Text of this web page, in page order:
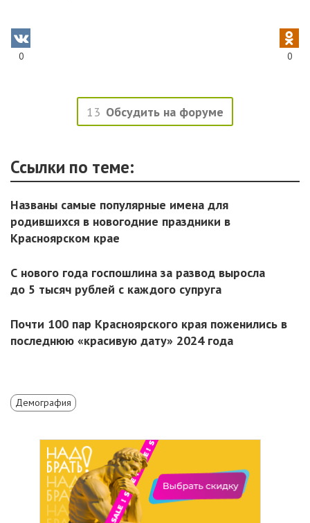
0 0
13 Обсудить на форуме
Ссылки по теме:
Названы самые популярные имена для
родившихся в новогодние праздники в
Красноярском крае
С нового года госпошлина за развод выросла
до 5 тысяч рублей с каждого супруга
Почти 100 пар Красноярского края поженились в
последнюю «красивую дату» 2024 года
Демография